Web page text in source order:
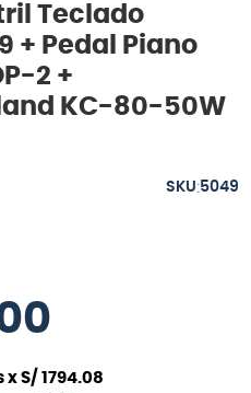
Teclado
+ Pedal Piano
2 +
KC-80-50W
:5049
xS/ 1794.08